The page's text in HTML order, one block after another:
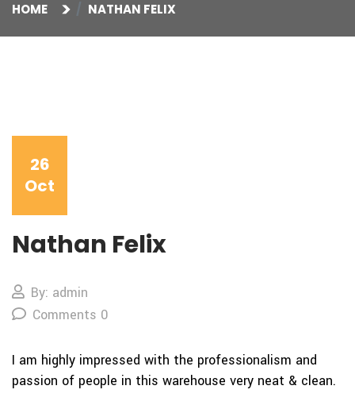
HOME NATHAN FELIX
26
Oct
Nathan Felix
By: admin
Comments 0
I am highly impressed with the professionalism and
passion of people in this warehouse very neat & clean.